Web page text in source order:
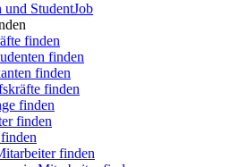
und StudentJob
finden
finden
finden
finden
finden
finden
finden